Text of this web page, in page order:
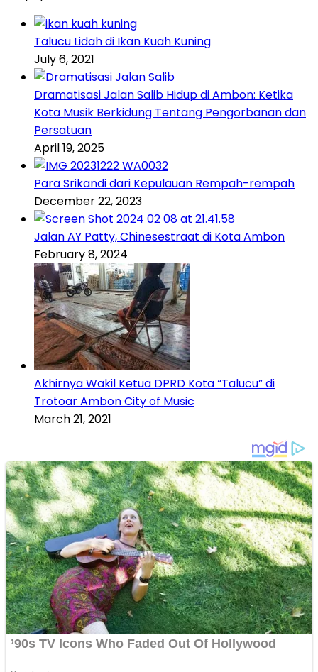
Talucu Lidah di Ikan Kuah Kuning
July 6, 2021
Dramatisasi Jalan Salib Hidup di Ambon: Ketika
Kota Musik Berkidung Tentang Pengorbanan dan
Persatuan
April 19, 2025
Para Srikandi dari Kepulauan Rempah-rempah
December 22, 2023
Jalan AY Patty, Chinesestraat di Kota Ambon
February 8, 2024
Akhirnya Wakil Ketua DPRD Kota “Talucu” di
Trotoar Ambon City of Music
March 21, 2021